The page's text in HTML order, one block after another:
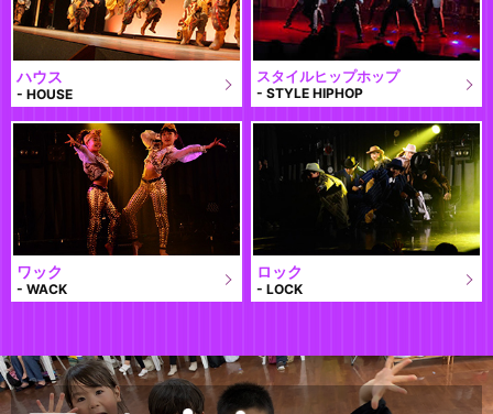
ハウス
- HOUSE
スタイルヒップホップ
- STYLE HIPHOP
ワック
- WACK
ロック
- LOCK